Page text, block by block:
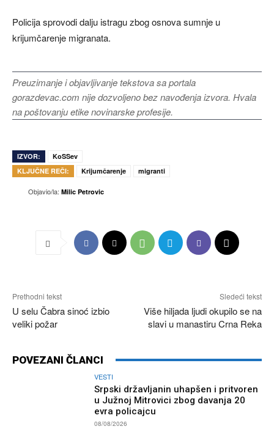
Policija sprovodi dalju istragu zbog osnova sumnje u
krijumčarenje migranata.
Preuzimanje i objavljivanje tekstova sa portala
gorazdevac.com nije dozvoljeno bez navođenja izvora. Hvala
na poštovanju etike novinarske profesije.
IZVOR:
KoSSev
KLJUČNE REČI:
Krijumčarenje migranti
Objavio/la: Milic Petrovic
Prethodni tekst
U selu Čabra sinoć izbio
veliki požar
Sledeći tekst
Više hiljada ljudi okupilo se na
slavi u manastiru Crna Reka
POVEZANI ČLANCI
VESTI
Srpski državljanin uhapšen i pritvoren
u Južnoj Mitrovici zbog davanja 20
evra policajcu
08/08/2026